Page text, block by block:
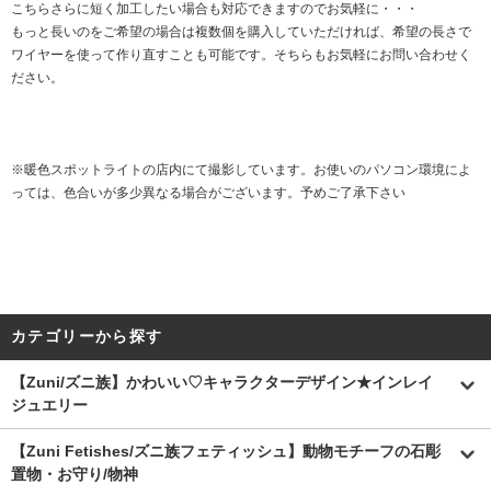
こちらさらに短く加工したい場合も対応できますのでお気軽に・・・
もっと長いのをご希望の場合は複数個を購入していただければ、希望の長さで
ワイヤーを使って作り直すことも可能です。そちらもお気軽にお問い合わせく
ださい。
※暖色スポットライトの店内にて撮影しています。お使いのパソコン環境によ
っては、色合いが多少異なる場合がございます。予めご了承下さい
カテゴリーから探す
【Zuni/ズニ族】かわいい♡キャラクターデザイン★インレイ
ジュエリー
【Zuni Fetishes/ズニ族フェティッシュ】動物モチーフの石彫
置物・お守り/物神